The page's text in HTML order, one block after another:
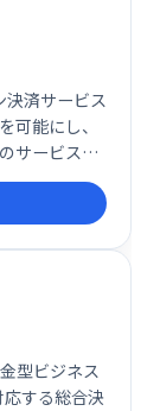
済サービス
可能にし、
サービス向
ズな取引を
用されてお
探しの方に
型ビジネス
する総合決